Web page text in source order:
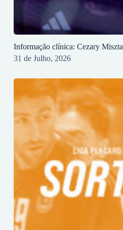
Informação clínica: Cezary Miszta
31 de Julho, 2026